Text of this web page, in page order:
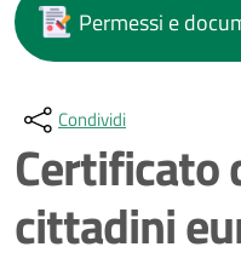
Permessi e
Condividi
Certificato
cittadini